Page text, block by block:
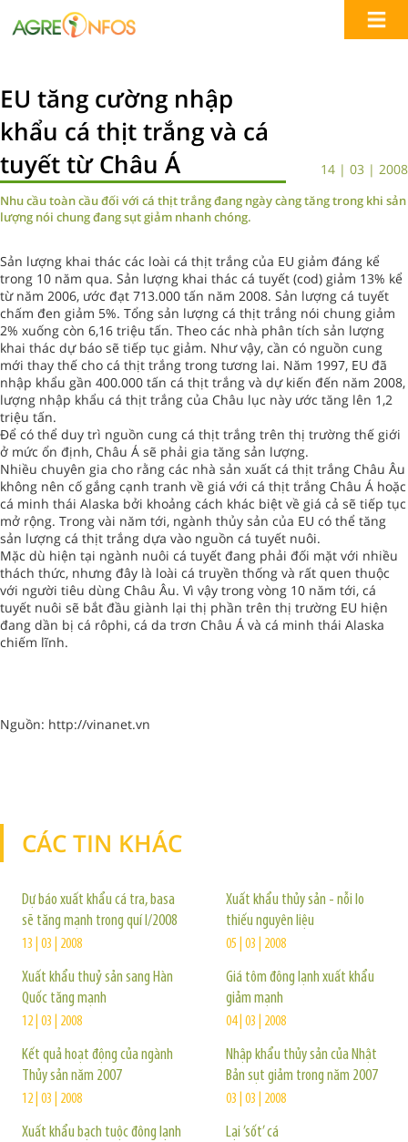
EU tăng cường nhập
khẩu cá thịt trắng và cá
tuyết từ Châu Á
14 | 03 | 2008
Nhu cầu toàn cầu đối với cá thịt trắng đang ngày càng tăng trong khi sản
lượng nói chung đang sụt giảm nhanh chóng.
Sản lượng khai thác các loài cá thịt trắng của EU giảm đáng kể
trong 10 năm qua. Sản lượng khai thác cá tuyết (cod) giảm 13% kể
từ năm 2006, ước đạt 713.000 tấn năm 2008. Sản lượng cá tuyết
chấm đen giảm 5%. Tổng sản lượng cá thịt trắng nói chung giảm
2% xuống còn 6,16 triệu tấn. Theo các nhà phân tích sản lượng
khai thác dự báo sẽ tiếp tục giảm. Như vậy, cần có nguồn cung
mới thay thế cho cá thịt trắng trong tương lai. Năm 1997, EU đã
nhập khẩu gần 400.000 tấn cá thịt trắng và dự kiến đến năm 2008,
lượng nhập khẩu cá thịt trắng của Châu lục này ước tăng lên 1,2
triệu tấn.
Để có thể duy trì nguồn cung cá thịt trắng trên thị trường thế giới
ở mức ổn định, Châu Á sẽ phải gia tăng sản lượng.
Nhiều chuyên gia cho rằng các nhà sản xuất cá thịt trắng Châu Âu
không nên cố gắng cạnh tranh về giá với cá thịt trắng Châu Á hoặc
cá minh thái Alaska bởi khoảng cách khác biệt về giá cả sẽ tiếp tục
mở rộng. Trong vài năm tới, ngành thủy sản của EU có thể tăng
sản lượng cá thịt trắng dựa vào nguồn cá tuyết nuôi.
Mặc dù hiện tại ngành nuôi cá tuyết đang phải đối mặt với nhiều
thách thức, nhưng đây là loài cá truyền thống và rất quen thuộc
với người tiêu dùng Châu Âu. Vì vậy trong vòng 10 năm tới, cá
tuyết nuôi sẽ bắt đầu giành lại thị phần trên thị trường EU hiện
đang dần bị cá rôphi, cá da trơn Châu Á và cá minh thái Alaska
chiếm lĩnh.
Nguồn: http://vinanet.vn
CÁC TIN KHÁC
Dự báo xuất khẩu cá tra, basa
sẽ tăng mạnh trong quí I/2008
13 | 03 | 2008
Xuất khẩu thuỷ sản sang Hàn
Quốc tăng mạnh
12 | 03 | 2008
Kết quả hoạt động của ngành
Thủy sản năm 2007
12 | 03 | 2008
Xuất khẩu bạch tuộc đông lạnh
Xuất khẩu thủy sản - nỗi lo
thiếu nguyên liệu
05 | 03 | 2008
Giá tôm đông lạnh xuất khẩu
giảm mạnh
04 | 03 | 2008
Nhập khẩu thủy sản của Nhật
Bản sụt giảm trong năm 2007
03 | 03 | 2008
Lại ’sốt’ cá